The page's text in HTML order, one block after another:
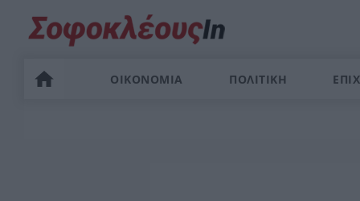
ΟΙΚΟΝΟΜΙΑ ΠΟΛΙΤΙΚΗ